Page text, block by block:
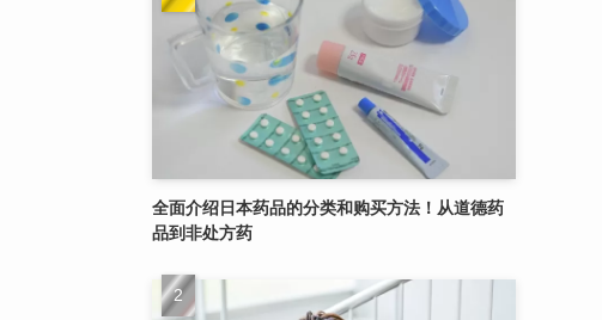
全面介绍日本药品的分类和购买方法！从道德药
品到非处方药